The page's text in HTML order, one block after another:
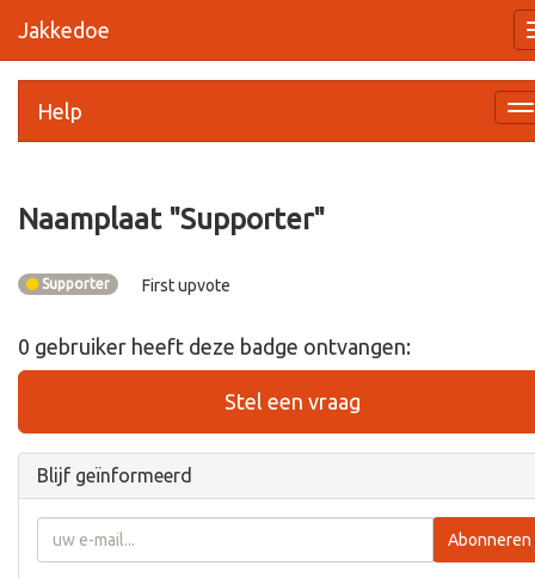
Jakkedoe
Help
Naamplaat "Supporter"
Supporter First upvote
0 gebruiker heeft deze badge ontvangen:
Stel een vraag
Blijf geïnformeerd
Abonneren